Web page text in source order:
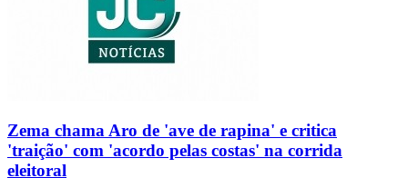
Zema chama Aro de 'ave de rapina' e critica
'traição' com 'acordo pelas costas' na corrida
eleitoral